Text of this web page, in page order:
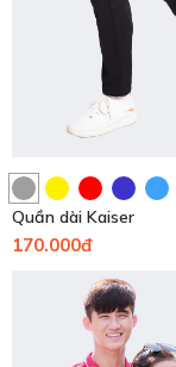
Quần dài Kaiser
170.000đ